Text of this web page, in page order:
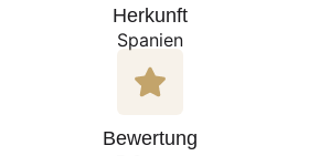
Herkunft
Spanien
Bewertung